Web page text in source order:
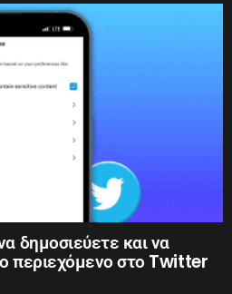
δημοσιεύετε και να
περιεχόμενο στο Twitter